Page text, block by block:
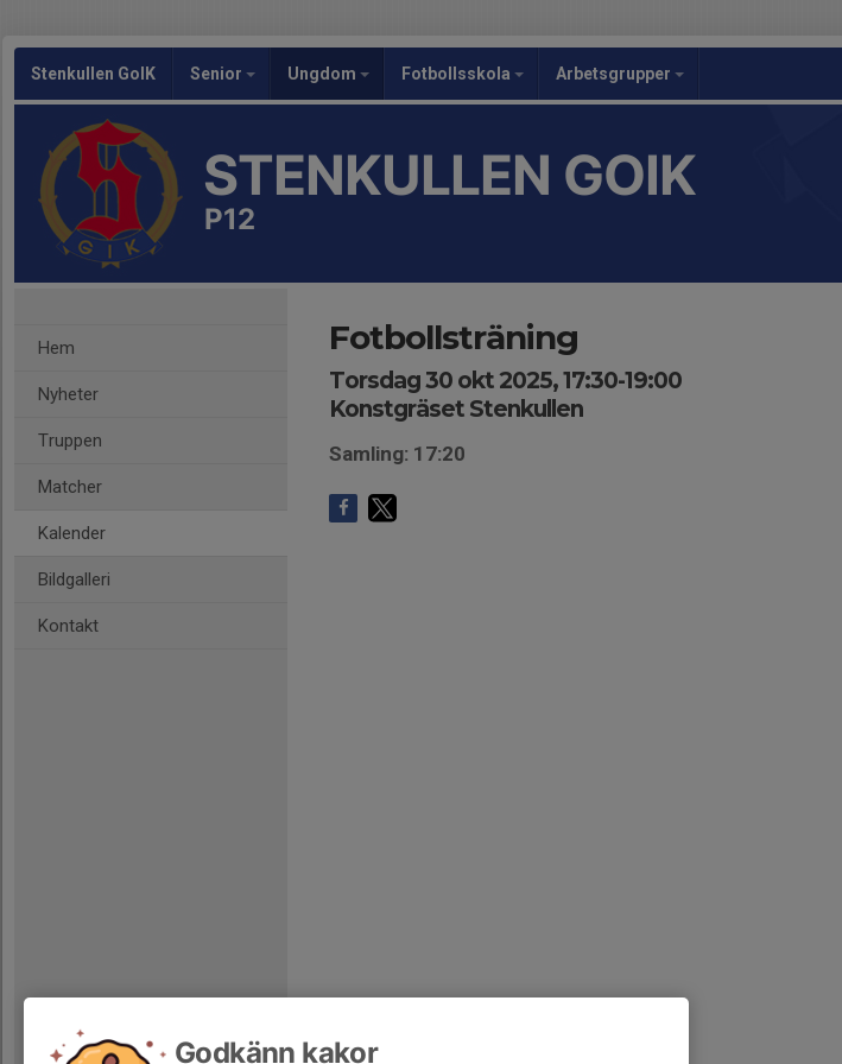
Stenkullen GoIK Senior Ungdom Fotbollsskola Arbetsgrupper
STENKULLEN GOIK
P12
Hem
Nyheter
Truppen
Matcher
Kalender
Bildgalleri
Kontakt
Fotbollsträning
Torsdag 30 okt 2025, 17:30-19:00
Konstgräset Stenkullen
Samling: 17:20
Godkänn kakor